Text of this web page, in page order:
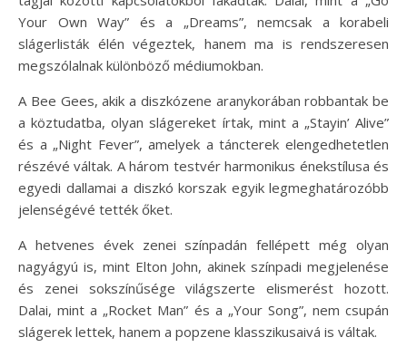
Your Own Way” és a „Dreams”, nemcsak a korabeli
slágerlisták élén végeztek, hanem ma is rendszeresen
megszólalnak különböző médiumokban.
A Bee Gees, akik a diszkózene aranykorában robbantak be
a köztudatba, olyan slágereket írtak, mint a „Stayin’ Alive”
és a „Night Fever”, amelyek a táncterek elengedhetetlen
részévé váltak. A három testvér harmonikus énekstílusa és
egyedi dallamai a diszkó korszak egyik legmeghatározóbb
jelenségévé tették őket.
A hetvenes évek zenei színpadán fellépett még olyan
nagyágyú is, mint Elton John, akinek színpadi megjelenése
és zenei sokszínűsége világszerte elismerést hozott.
Dalai, mint a „Rocket Man” és a „Your Song”, nem csupán
slágerek lettek, hanem a popzene klasszikusaivá is váltak.